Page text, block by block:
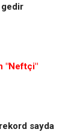
gedir
"Neftçi"
sayda